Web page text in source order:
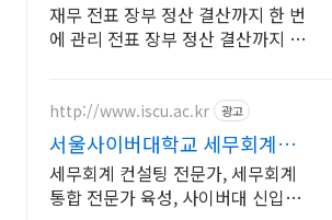
재무 전표 장부 정산 결산까지 한 번
에 관리 전표 장부 정산 결산까지 한
http://www.iscu.ac.kr 광고
서울사이버대학교 세무회계학
과 2026 가을학기 신편입생
세무회계 컨설팅 전문가, 세무회계
통합 전문가 육성, 사이버대 신입생